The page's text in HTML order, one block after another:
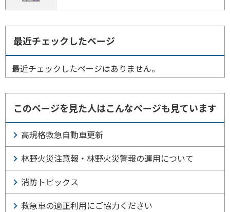
最近チェックしたページ
最近チェックしたページはありません。
このページを見た人はこんなページも見ています
高規格救急自動車更新
林野火災注意報・林野火災警報の運用について
消防トピックス
救急車の適正利用にご協力ください